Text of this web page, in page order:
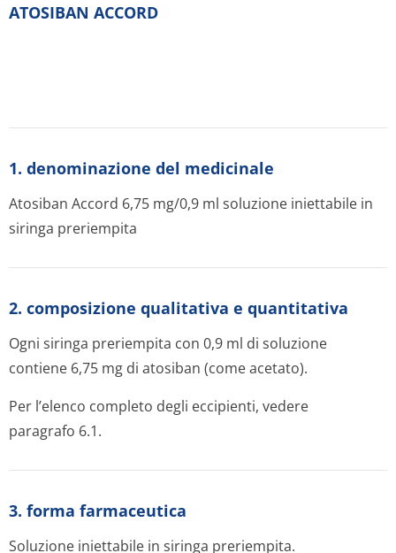
ATOSIBAN ACCORD
1. denominazione del medicinale
Atosiban Accord 6,75 mg/0,9 ml soluzione iniettabile in
siringa preriempita
2. composizione qualitativa e quantitativa
Ogni siringa preriempita con 0,9 ml di soluzione
contiene 6,75 mg di atosiban (come acetato).
Per l’elenco completo degli eccipienti, vedere
paragrafo 6.1.
3. forma farmaceutica
Soluzione iniettabile in siringa preriempita.